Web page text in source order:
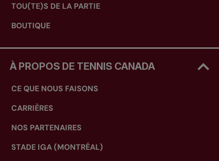
TOU(TE)S DE LA PARTIE
BOUTIQUE
À PROPOS DE TENNIS CANADA
CE QUE NOUS FAISONS
CARRIÈRES
NOS PARTENAIRES
STADE IGA (MONTRÉAL)